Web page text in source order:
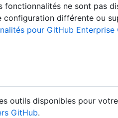
fonctionnalités ne sont pas
différente ou
pour GitHub
outils disponibles pour
GitHub.